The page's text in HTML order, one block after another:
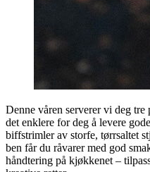
Denne våren serverer vi deg
det enklere for deg å levere
biffstrimler av storfe, tørrsaltet
ben får du råvarer med god
håndtering på kjøkkenet –